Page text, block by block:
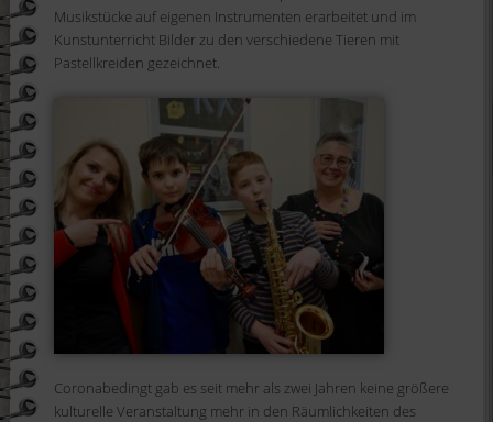
Musikstücke auf eigenen Instrumenten erarbeitet und im
Kunstunterricht Bilder zu den verschiedene Tieren mit
Pastellkreiden gezeichnet.
Coronabedingt gab es seit mehr als zwei Jahren keine größere
kulturelle Veranstaltung mehr in den Räumlichkeiten des